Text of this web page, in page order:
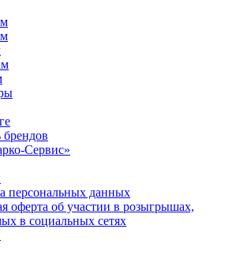
Сервис»
персональных данных
оферта об участии в розыгрышах,
в социальных сетях